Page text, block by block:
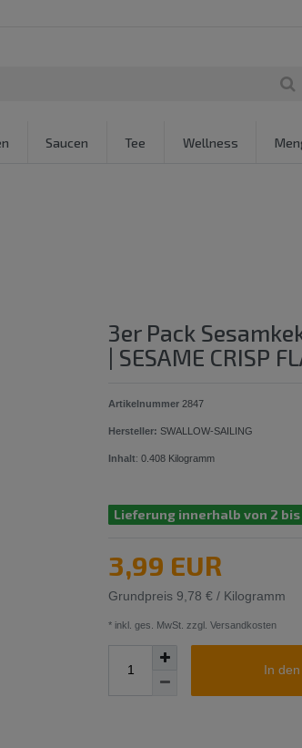
Saucen Tee Wellness
3er Pack
| SESAME CRISP
Artikelnummer 2847
Hersteller: SWALLOW-SAILING
Inhalt:0.408 Kilogramm
Lieferung innerhalb von 2
3,99 EUR
Grundpreis 9,78 € / Kilogramm
* inkl. ges. MwSt. zzgl. Versandkosten
In